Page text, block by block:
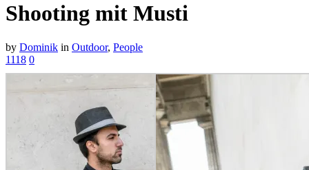
Shooting mit Musti
by Dominik in Outdoor, People
1118 0